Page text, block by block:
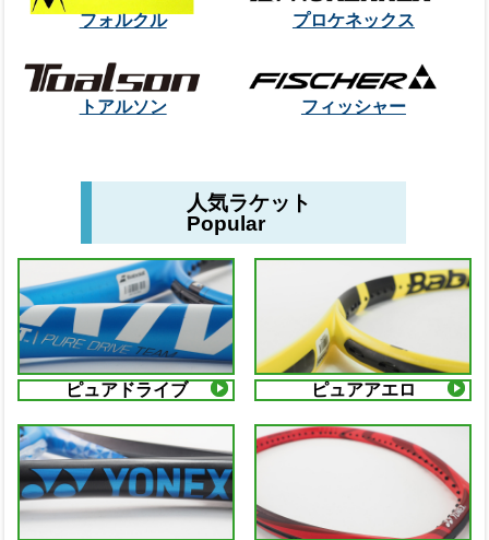
フォルクル プロケネックス
トアルソン フィッシャー
人気ラケット
Popular
ピュアドライブ ピュアアエロ